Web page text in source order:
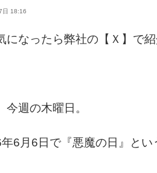
日 18:16
になったら弊社の【Ｘ】で
今週の木曜日。
6月6日で『悪魔の日』とい